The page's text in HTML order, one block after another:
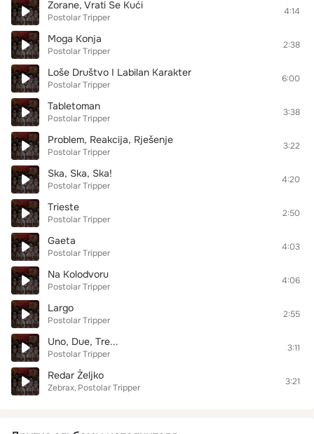
Zorane, Vrati Se Kući
Postolar Tripper
4:14
Moga Konja
Postolar Tripper
2:38
Loše Društvo I Labilan Karakter
Postolar Tripper
6:00
Tabletoman
Postolar Tripper
3:38
Problem, Reakcija, Rješenje
Postolar Tripper
3:22
Ska, Ska, Ska!
Postolar Tripper
4:20
Trieste
Postolar Tripper
2:50
Gaeta
Postolar Tripper
4:03
Na Kolodvoru
Postolar Tripper
4:06
Largo
Postolar Tripper
2:55
Uno, Due, Tre...
Postolar Tripper
3:11
Redar Željko
Zebrax Postolar Tripper
3:21